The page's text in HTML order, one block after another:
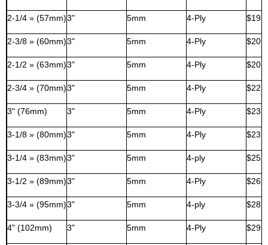
2-1/4 » (57mm)3" 5mm 4-Ply
2-3/8 » (60mm)3" 5mm 4-Ply
2-1/2 » (63mm)3" 5mm 4-Ply
2-3/4 » (70mm)3" 5mm 4-Ply
3" (76mm) 3" 5mm 4-Ply
3-1/8 » (80mm)3" 5mm 4-Ply
3-1/4 » (83mm)3" 5mm 4-ply
3-1/2 » (89mm)3" 5mm 4-Ply
3-3/4 » (95mm)3" 5mm 4-ply
4" (102mm) 3" 5mm 4-Ply